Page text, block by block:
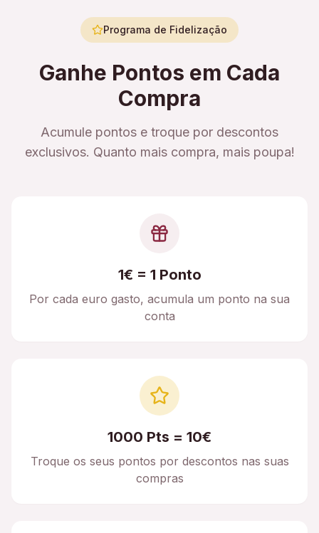
Programa de Fidelização
Ganhe Pontos em Cada
Compra
Acumule pontos e troque por descontos
exclusivos. Quanto mais compra, mais poupa!
1€ = 1 Ponto
Por cada euro gasto, acumula um ponto na sua
conta
1000 Pts = 10€
Troque os seus pontos por descontos nas suas
compras